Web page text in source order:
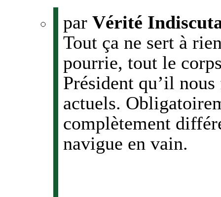
par Vérité
Tout ça ne sert à
pourrie, tout le
Président qu’il
actuels.
complètement
navigue en vain.